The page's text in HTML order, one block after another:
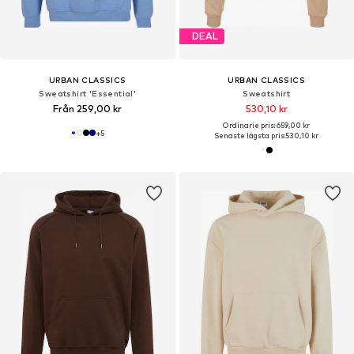
URBAN CLASSICS
Sweatshirt 'Essential'
Från 259,00 kr
+5
DEAL
URBAN CLASSICS
Sweatshirt
530,10 kr
Ordinarie pris: 659,00 kr
Senaste lägsta pris:530,10 kr